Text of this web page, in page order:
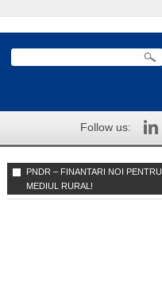
Follow us:
PNDR – FINANTARI NOI PENTRU
MEDIUL RURAL!